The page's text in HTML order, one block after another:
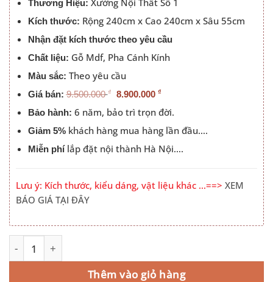
Thương Hiệu:
Kích thước: Rộng 240cm x Cao 240cm x Sâu 55cm
Nhận đặt kích thước theo yêu cầu
Chất liệu: Gỗ Mdf, Pha Cánh Kính
Màu sắc: Theo yêu cầu
Giá bán:9.500.000 ₫ 8.900.000 ₫
Bảo hành: 6 năm, bảo trì trọn đời.
Giảm 5%khách hàng mua hàng lần đầu….
Miễn phílắp đặt nội thành Hà Nội….
Lưu ý: Kích thước, kiểu dáng, vật liệu khác …==> XEM
BÁO GIÁ TẠI ĐÂY
Tủ Quần Áo Cửa Mở Kết Hợp Bàn Phấn Đẹp Hà Nội 021T
Thêm vào giỏ hàng
Alternative: